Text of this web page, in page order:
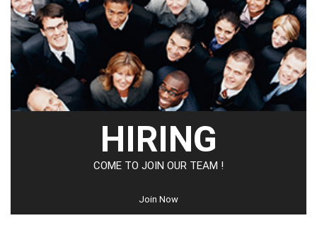
HIRING
COME TO JOIN OUR TEAM !
Join Now